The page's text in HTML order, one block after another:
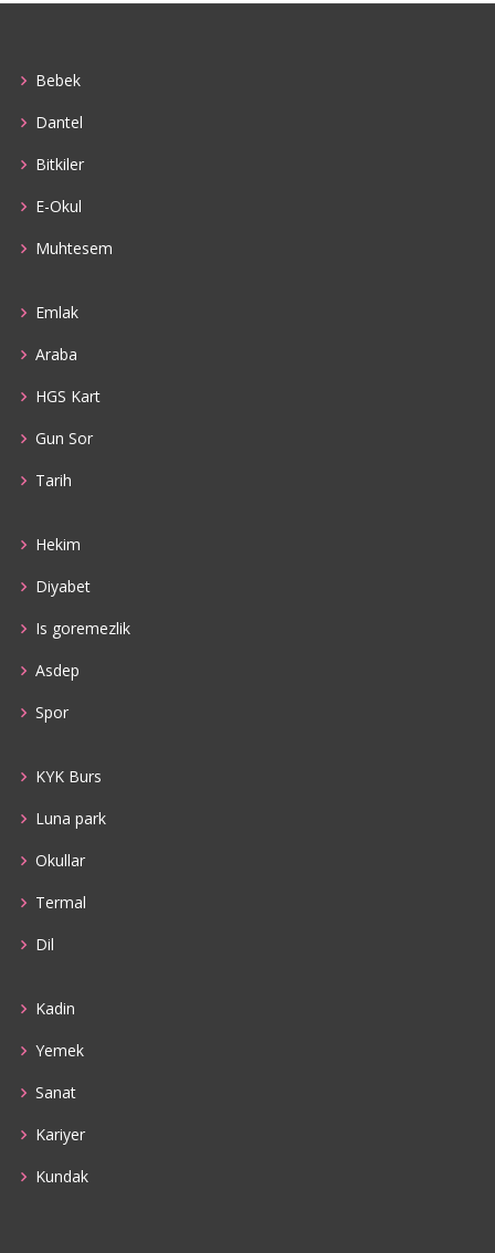
Bebek
Dantel
Bitkiler
E-Okul
Muhtesem
Emlak
Araba
HGS Kart
Gun Sor
Tarih
Hekim
Diyabet
Is goremezlik
Asdep
Spor
KYK Burs
Luna park
Okullar
Termal
Dil
Kadin
Yemek
Sanat
Kariyer
Kundak